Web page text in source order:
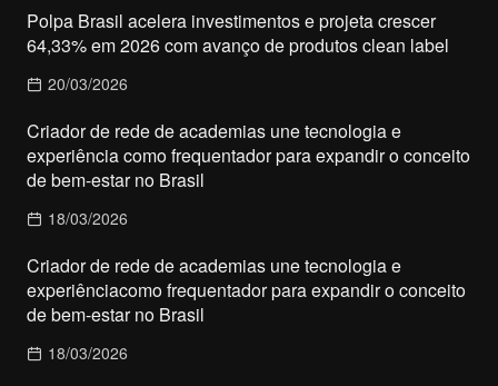
Polpa Brasil acelera investimentos e projeta crescer
64,33% em 2026 com avanço de produtos clean label
20/03/2026
Criador de rede de academias une tecnologia e
experiência como frequentador para expandir o conceito
de bem-estar no Brasil
18/03/2026
Criador de rede de academias une tecnologia e
experiênciacomo frequentador para expandir o conceito
de bem-estar no Brasil
18/03/2026